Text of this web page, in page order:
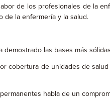
de los profesionales de la
de la enfermería y la salud.
las bases más
de unidades de
habla de un